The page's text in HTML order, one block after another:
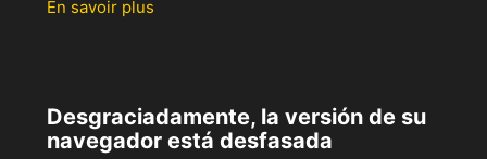
En savoir plus
Desgraciadamente, la versión de su
navegador está desfasada